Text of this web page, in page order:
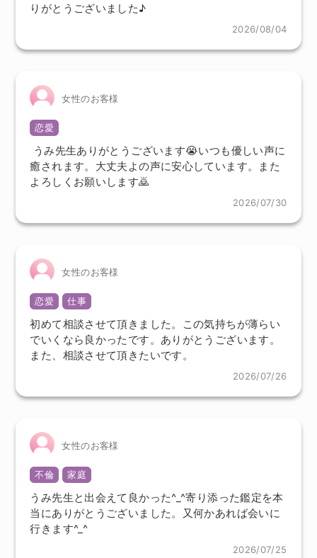
りがとうございました♪
2026/08/04
女性のお客様
恋愛
うみ先生ありがとうございます😭いつも優しい声に
癒されます。大丈夫よの声に安心しています。また
よろしくお願いします🙇
2026/07/30
女性のお客様
恋愛 仕事
初めて相談させて頂きました。この気持ちが薄らい
でいくなら良かったです。ありがとうございます。
また、相談させて頂きたいです。
2026/07/26
女性のお客様
不倫 家庭
うみ先生と出会えて良かった^_^寄り添った鑑定を本
当にありがとうございました。又何かあれば会いに
行きます^_^
2026/07/25